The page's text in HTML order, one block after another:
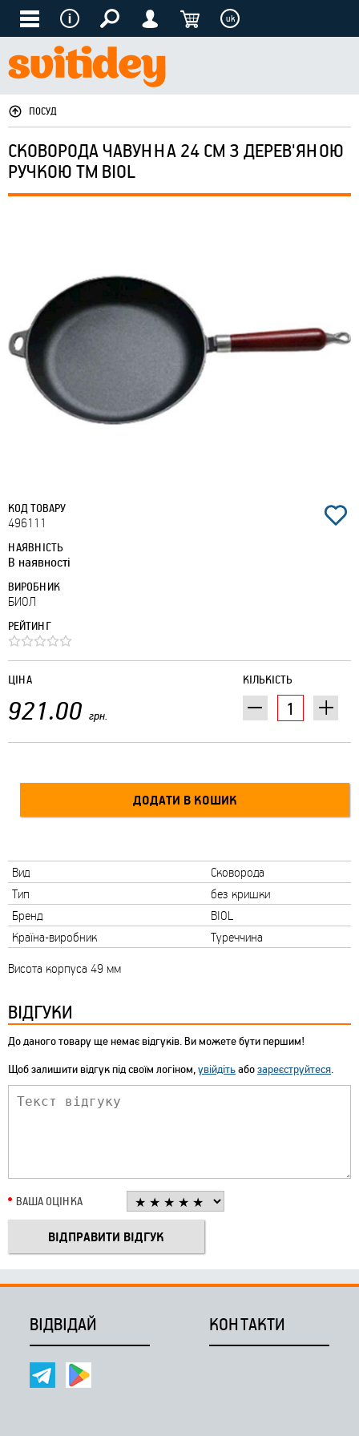
uk
ПОСУД
СКОВОРОДА ЧАВУННА 24 СМ З ДЕРЕВ'ЯНОЮ
РУЧКОЮ ТМ BIOL
КОД ТОВАРУ
496111
НАЯВНІСТЬ
В наявності
ВИРОБНИК
БИОЛ
РЕЙТИНГ
КІЛЬКІСТЬ
ЦІНА
921.00 грн.
Вид
Сковорода
Тип
без кришки
Бренд
BIOL
Країна-виробник
Туреччина
Висота корпуса 49 мм
ВІДГУКИ
До даного товару ще немає відгуків. Ви можете бути першим!
Щоб залишити відгук під своїм логіном,увійдітьабозареєструйтеся.
ВАША ОЦІНКА
ВІДВІДАЙ КОНТАКТИ